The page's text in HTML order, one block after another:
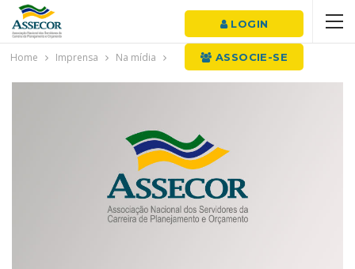
LOGIN
ASSOCIE-SE
Home Imprensa Na mídia